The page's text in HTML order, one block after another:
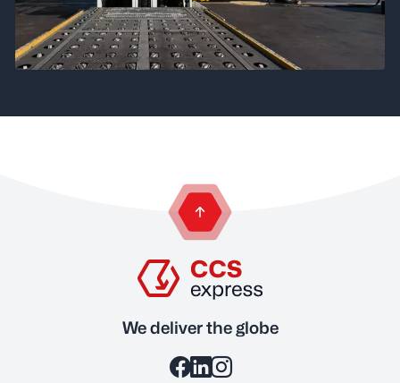
zurück zum Anfang der Seite
We deliver the globe